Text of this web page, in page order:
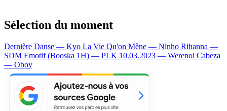
Sélection du moment
Dernière Danse — Kyo La Vie Qu'on Mène — Ninho Rihanna —
SDM Emotif (Booska 1H) — PLK 10.03.2023 — Werenoi Cabeza
— Oboy